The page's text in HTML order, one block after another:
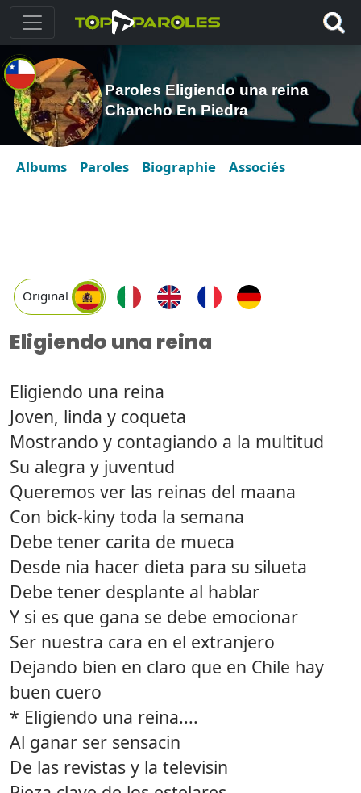
Paroles Eligiendo una reina
Chancho En Piedra
Albums Paroles Biographie Associés
Original
Eligiendo una reina
Eligiendo una reina
Joven, linda y coqueta
Mostrando y contagiando a la multitud
Su alegra y juventud
Queremos ver las reinas del maana
Con bick-kiny toda la semana
Debe tener carita de mueca
Desde nia hacer dieta para su silueta
Debe tener desplante al hablar
Y si es que gana se debe emocionar
Ser nuestra cara en el extranjero
Dejando bien en claro que en Chile hay
buen cuero
* Eligiendo una reina....
Al ganar ser sensacin
De las revistas y la televisin